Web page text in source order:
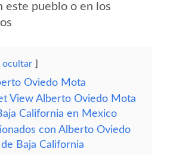
este pueblo o en los
ocultar
Oviedo Mota
View Alberto Oviedo Mota
California en Mexico
con Alberto Oviedo
Baja California